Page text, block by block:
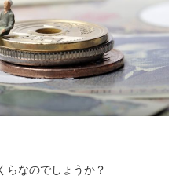
らなのでしょうか？